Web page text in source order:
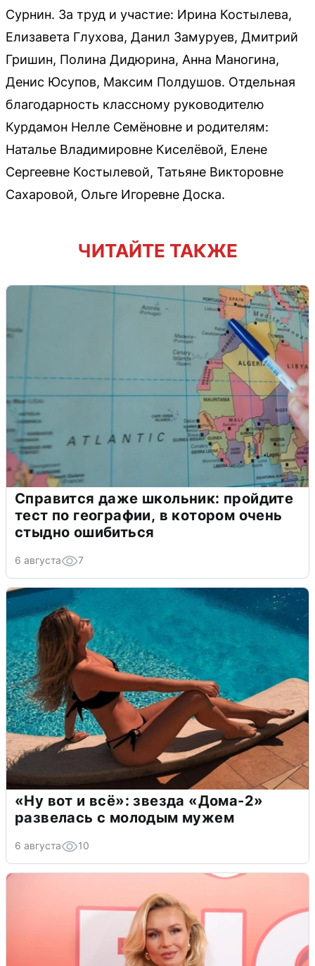
Сурнин. За труд и участие: Ирина Костылева,
Елизавета Глухова, Данил Замуруев, Дмитрий
Гришин, Полина Дидюрина, Анна Маногина,
Денис Юсупов, Максим Полдушов. Отдельная
благодарность классному руководителю
Курдамон Нелле Семёновне и родителям:
Наталье Владимировне Киселёвой, Елене
Сергеевне Костылевой, Татьяне Викторовне
Сахаровой, Ольге Игоревне Доска.
ЧИТАЙТЕ ТАКЖЕ
Справится даже школьник: пройдите
тест по географии, в котором очень
стыдно ошибиться
6 августа 7
«Ну вот и всё»: звезда «Дома-2»
развелась с молодым мужем
6 августа 10